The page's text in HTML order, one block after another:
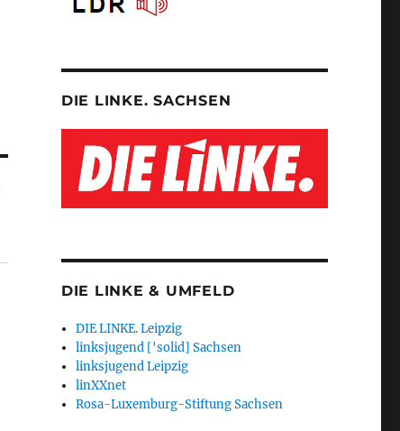
DIE LINKE. SACHSEN
DIE LINKE & UMFELD
DIE LINKE. Leipzig
linksjugend ['solid] Sachsen
linksjugend Leipzig
linXXnet
Rosa-Luxemburg-Stiftung Sachsen